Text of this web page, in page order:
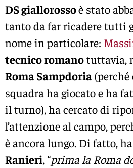
DS giallorossoè stato
tanto da far ricadere tutti
nome in particolare:
tecnico romanotuttavia,
Roma Sampdoria
squadra ha giocato e ha
il turno), ha cercato di
l’attenzione al campo,
è ancora lungo. Di fatto,
Ranieri, “prima la Roma